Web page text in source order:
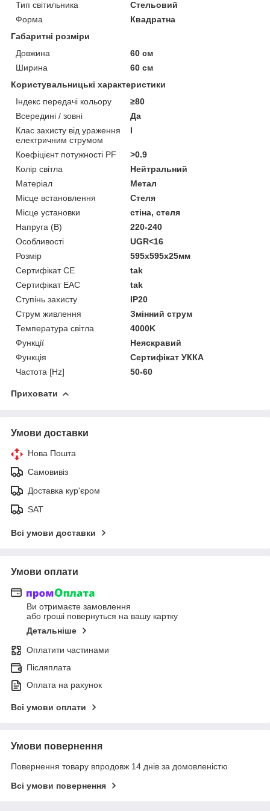
Тип світильника
Стельовий
Форма
Квадратна
Габаритні розміри
Довжина
60 см
Ширина
60 см
Користувальницькі характеристики
Індекс передачі кольору
≥80
Всередині / зовні
Да
Клас захисту від ураження
електричним струмом
I
Коефіцієнт потужності PF
>0.9
Колір світла
Нейтральний
Матеріал
Метал
Місце встановлення
Стеля
Місце установки
стіна, стеля
Напруга (В)
220-240
Особливості
UGR<16
Розмір
595х595х25мм
Сертифікат CE
tak
Сертифікат EAC
tak
Ступінь захисту
IP20
Струм живлення
Змінний струм
Температура світла
4000K
Функції
Неяскравий
Функція
Сертифікат УККА
Частота [Hz]
50-60
Приховати
Умови доставки
Нова Пошта
Самовивіз
Доставка кур'єром
SAT
Всі умови доставки
Умови оплати
Ви отримаєте замовлення
або гроші повернуться на вашу картку
Детальніше
Оплатити частинами
Післяплата
Оплата на рахунок
Всі умови оплати
Умови повернення
Повернення товару впродовж 14 днів за домовленістю
Всі умови повернення